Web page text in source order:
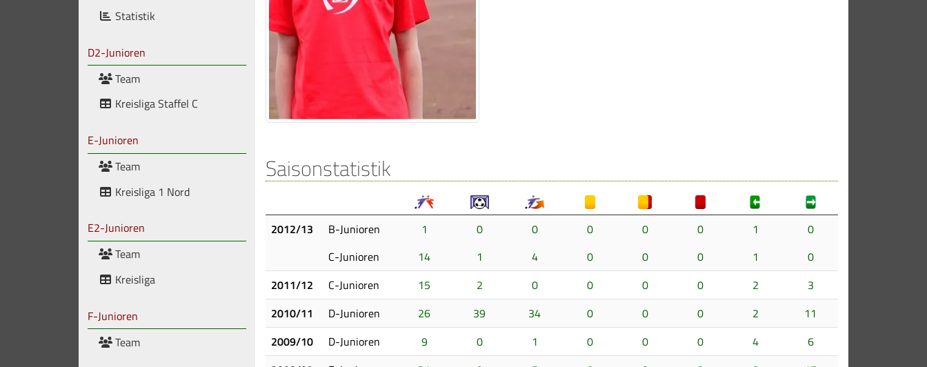
Statistik
D2-Junioren
Team
Kreisliga Staffel C
E-Junioren
Team
Kreisliga 1 Nord
E2-Junioren
Team
Kreisliga
F-Junioren
Team
Saisonstatistik
2012/13 B-Junioren 1 0 0 0 0 0 1
0
C-Junioren
14 1 4 0 0 0 1
0
2011/12
C-Junioren 15 2 0 0 0 0 2
3
2010/11
D-Junioren 26 39 34 0 0 0 2
11
2009/10
D-Junioren 9 0 1 0 0 0 4
6